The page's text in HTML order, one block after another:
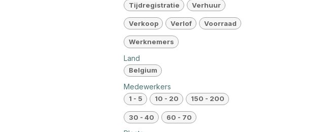
Tijdregistratie Verhuur
Verkoop Verlof Voorraad
Werknemers
Land
Belgium
Medewerkers
1 - 5 10 - 20 150 - 200
30 - 40 60 - 70